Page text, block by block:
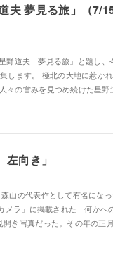
夫 夢見る旅」（7/
野道夫 夢見る旅」と題し、
します。 極北の大地に惹か
の営みを見つめ続けた星野
向き」
山の代表作として有名にな
ラ」に掲載された「何かへ
き写真だった。その年の正